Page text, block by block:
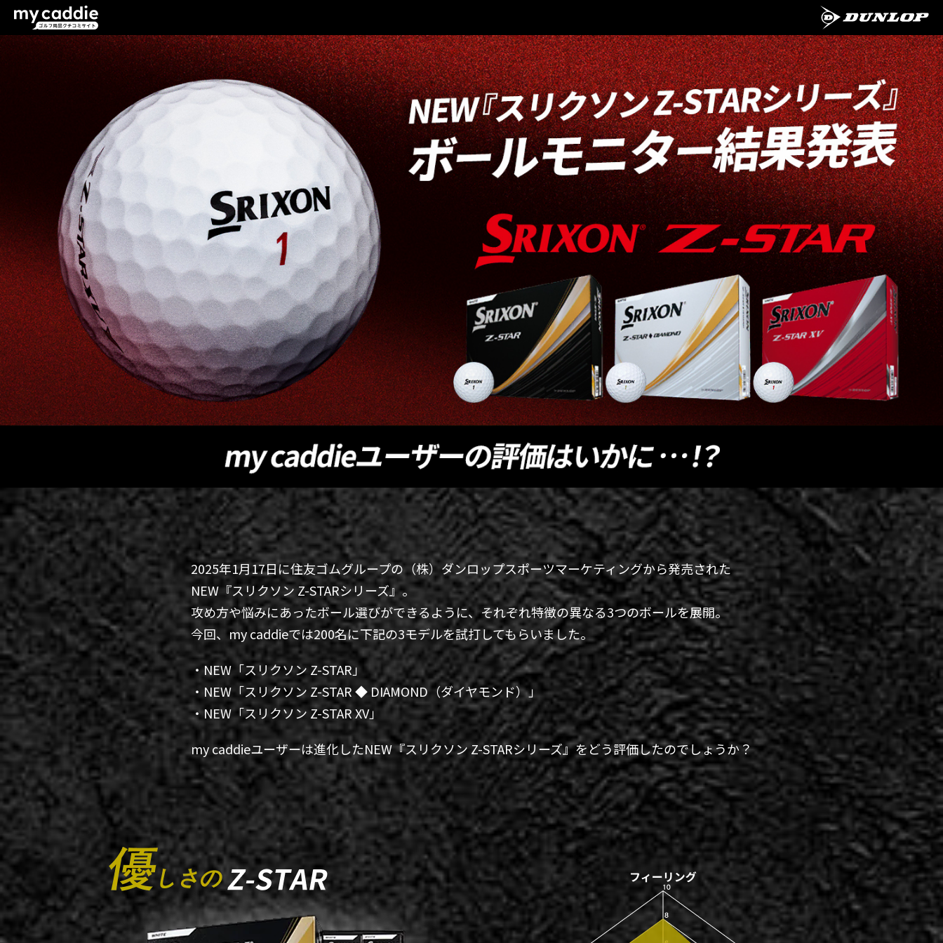
2025年1月17日に住友ゴムグループの（株）ダンロップスポーツマーケティングから発売された
NEW『スリクソン Z-STARシリーズ』。
攻め方や悩みにあったボール選びができるように、それぞれ特徴の異なる3つのボールを展開。
今回、my caddieでは200名に下記の3モデルを試打してもらいました。
・NEW「スリクソン Z-STAR」
・NEW「スリクソン Z-STAR ◆ DIAMOND（ダイヤモンド）」
・NEW「スリクソン Z-STAR XV」
my caddieユーザーは進化したNEW『スリクソン Z-STARシリーズ』をどう評価したのでしょうか？